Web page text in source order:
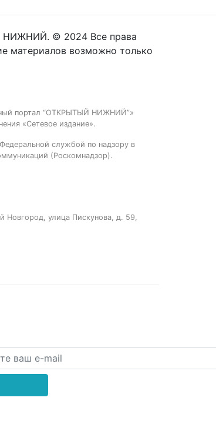
НИЖНИЙ. © 2024 Все права
материалов возможно только
портал “ОТКРЫТЫЙ НИЖНИЙ”»
«Сетевое издание».
службой по надзору в
(Роскомнадзор).
улица Пискунова, д. 59,